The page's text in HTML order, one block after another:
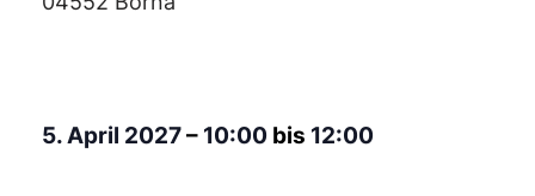
5. April 2027– 10:00 bis 12:00